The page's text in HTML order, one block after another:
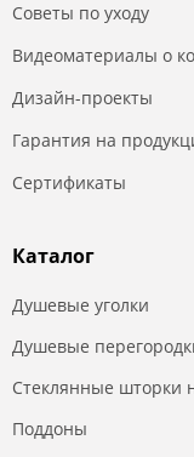
Советы по уходу
Видеоматериалы о
Дизайн-проекты
Гарантия на
Сертификаты
Каталог
Душевые уголки
Душевые
Стеклянные шторки
Поддоны